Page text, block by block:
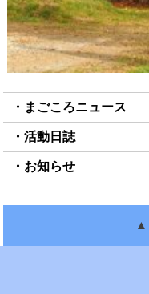
まごころニュース
活動日誌
お知らせ